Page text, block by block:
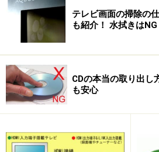
テレビ画面の掃除の
も紹介！ 水拭きはNG
CDの本当の取り出し
も安心